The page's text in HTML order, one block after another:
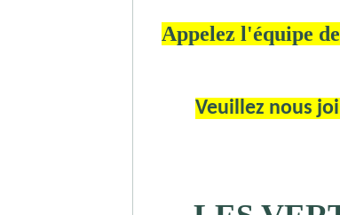
Appelez l'équipe
Veuillez nous